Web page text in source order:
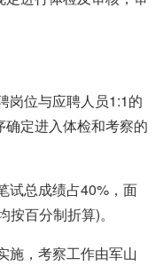
岗位与应聘人员1:1的
定进入体检和考察的
试总成绩占40%，面
按百分制折算)。
施，考察工作由军山